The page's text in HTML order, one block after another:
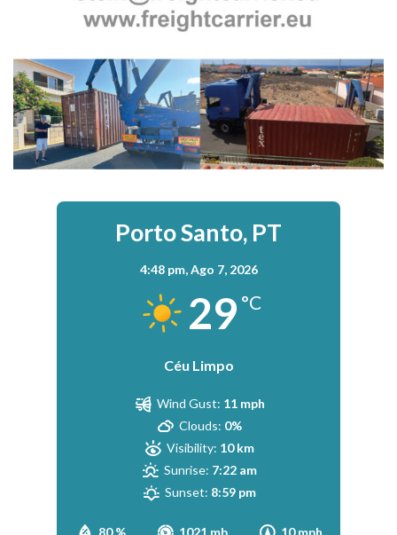
Porto Santo, PT
4:48 pm,Ago 7, 2026
29 °C
Céu Limpo
Wind Gust: 11 mph
Clouds: 0%
Visibility: 10 km
Sunrise: 7:22 am
Sunset: 8:59 pm